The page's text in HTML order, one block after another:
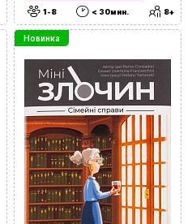
1-8 < 30мин. 8+
Новинка